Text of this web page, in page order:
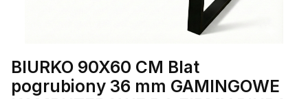
BIURKO 90X60 CM Blat
pogrubiony 36 mm GAMINGOWE